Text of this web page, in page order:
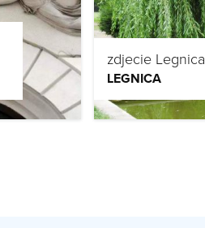
zdjecie Legnica
LEGNICA